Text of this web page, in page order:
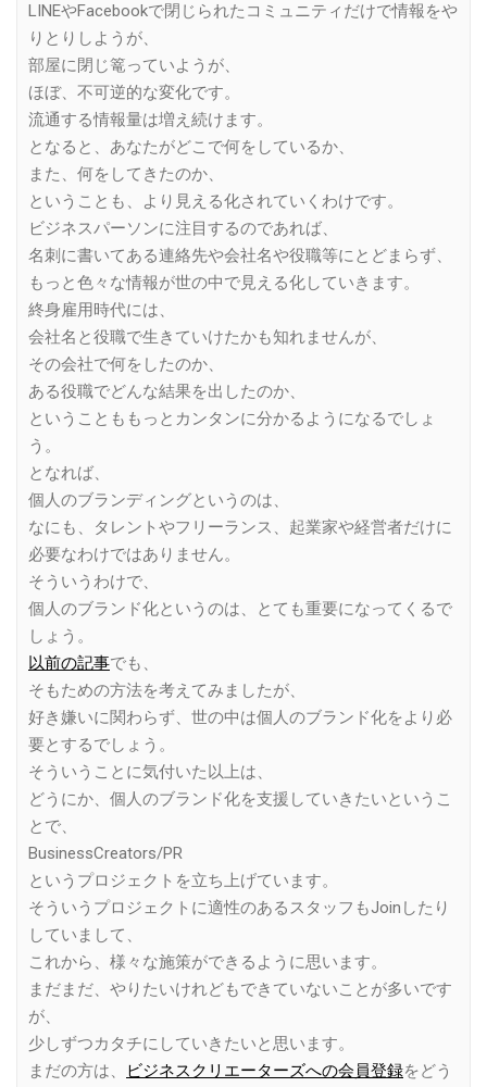
LINEやFacebookで閉じられたコミュニティだけで情報をや
りとりしようが、
部屋に閉じ篭っていようが、
ほぼ、不可逆的な変化です。
流通する情報量は増え続けます。
となると、あなたがどこで何をしているか、
また、何をしてきたのか、
ということも、より見える化されていくわけです。
ビジネスパーソンに注目するのであれば、
名刺に書いてある連絡先や会社名や役職等にとどまらず、
もっと色々な情報が世の中で見える化していきます。
終身雇用時代には、
会社名と役職で生きていけたかも知れませんが、
その会社で何をしたのか、
ある役職でどんな結果を出したのか、
ということももっとカンタンに分かるようになるでしょ
う。
となれば、
個人のブランディングというのは、
なにも、タレントやフリーランス、起業家や経営者だけに
必要なわけではありません。
そういうわけで、
個人のブランド化というのは、とても重要になってくるで
しょう。
以前の記事でも、
そもための方法を考えてみましたが、
好き嫌いに関わらず、世の中は個人のブランド化をより必
要とするでしょう。
そういうことに気付いた以上は、
どうにか、個人のブランド化を支援していきたいというこ
とで、
BusinessCreators/PR
というプロジェクトを立ち上げています。
そういうプロジェクトに適性のあるスタッフもJoinしたり
していまして、
これから、様々な施策ができるように思います。
まだまだ、やりたいけれどもできていないことが多いです
が、
少しずつカタチにしていきたいと思います。
まだの方は、
ビジネスクリエーターズへの会員登録をどう